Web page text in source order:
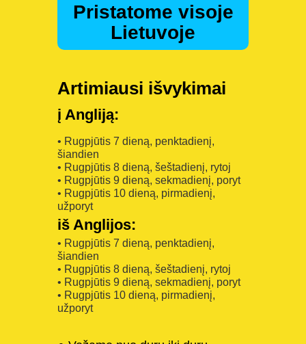
Pristatome visoje
Lietuvoje
Artimiausi išvykimai
į Angliją:
• Rugpjūtis 7 dieną, penktadienį,
šiandien
• Rugpjūtis 8 dieną, šeštadienį, rytoj
• Rugpjūtis 9 dieną, sekmadienį, poryt
• Rugpjūtis 10 dieną, pirmadienį,
užporyt
iš Anglijos:
• Rugpjūtis 7 dieną, penktadienį,
šiandien
• Rugpjūtis 8 dieną, šeštadienį, rytoj
• Rugpjūtis 9 dieną, sekmadienį, poryt
• Rugpjūtis 10 dieną, pirmadienį,
užporyt